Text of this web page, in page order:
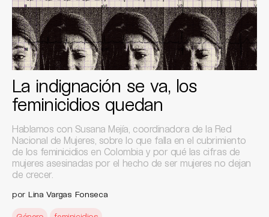
La indignación se va, los
feminicidios quedan
Hablamos con Susana Mejía, coordinadora de la Red
Nacional de Mujeres, sobre lo que falla en el cubrimiento
de los feminicidios en Colombia y por qué las cifras de
mujeres asesinadas por el hecho de ser mujeres no dejan
de crecer.
por Lina Vargas Fonseca